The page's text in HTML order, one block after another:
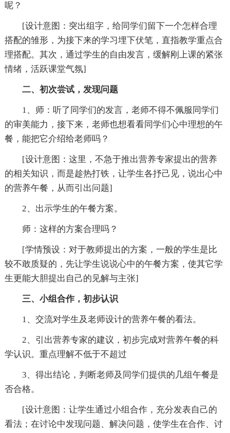
呢？
[设计意图：突出组字，给同学们留下一个怎样合理
搭配的雏形，为接下来的学习埋下伏笔，直指教学重点合
理搭配。其次，通过学生的自由发言，缓解刚上课的紧张
情绪，活跃课堂气氛]
二、初次尝试，发现问题
1、师：听了同学们的发言，老师不得不佩服同学们
的审美能力，接下来，老师也想看看同学们心中理想的午
餐，能把它介绍给老师吗？
[设计意图：这里，不急于推出营养专家提出的营养
的相关知识，而是趁热打铁，让学生各抒己见，说出心中
的营养午餐，从而引出问题]
2、出示学生的午餐方案。
师：这样的方案合理吗？
[学情预设：对于教师提出的方案，一般的学生是比
较不敢质疑的，先让学生说说心中的午餐方案，使其它学
生更能大胆提出自己的见解与主张]
三、小组合作，初步认识
1、交流对学生及老师设计的营养午餐的看法。
2、引出营养专家的建议，初步完成对营养午餐的科
学认识。重点理解不低于不超过
3、得出结论，判断老师及同学们提供的几组午餐是
否合格。
[设计意图：让学生通过小组合作，充分发表自己的
看法；在讨论中发现问题、解决问题，使学生在合作、讨